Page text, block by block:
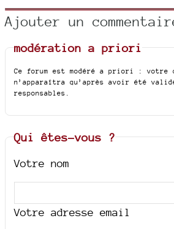
Ajouter un
modération a priori
Ce forum est modéré a priori : votre
n’apparaîtra qu’après avoir été
responsables.
Qui êtes-vous ?
Votre nom
Votre adresse email